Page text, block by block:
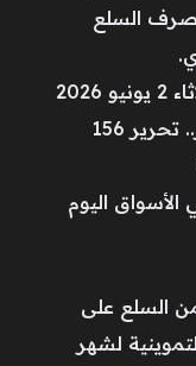
صرف السلع
لحوم فاسدة وسلع مجهولة المصدر.. تحرير 156
الأسواق اليوم
السلع على
لشهر